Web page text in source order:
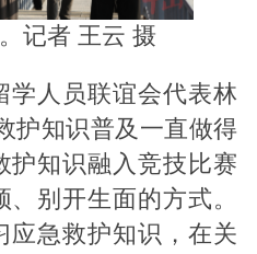
记者 王云 摄
学人员联谊会代表林
护知识普及一直做得
护知识融入竞技比赛
别开生面的方式。
应急救护知识，在关